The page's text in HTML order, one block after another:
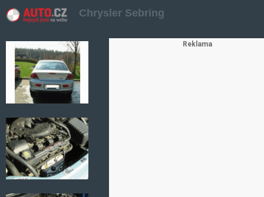
Chrysler Sebring